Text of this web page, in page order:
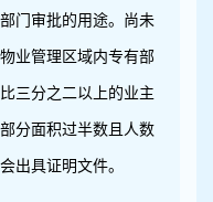
门审批的用途。尚未
业管理区域内专有部
三分之二以上的业主
分面积过半数且人数
出具证明文件。